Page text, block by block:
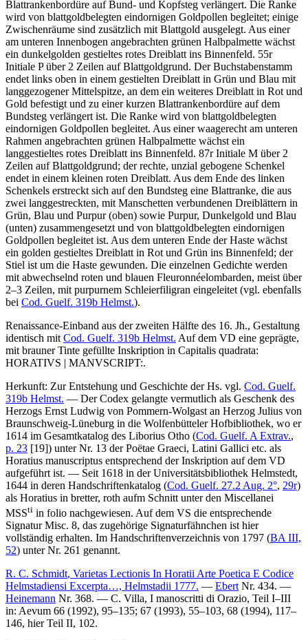
Blattrankenbordüre auf Bund- und Kopfsteg verlängert. Die Ranke
wird von blattgoldbelegten eindornigen Goldpollen begleitet; einige
Zwischenräume sind zusätzlich mit Blattgold ausgelegt. Aus einer
am unteren Innenbogen angebrachten grünen Halbpalmette wächst
ein dunkelgolden gestieltes rotes Dreiblatt ins Binnenfeld. 55r
Initiale Püber 2 Zeilen auf Blattgoldgrund. Der Buchstabenstamm
endet links oben in einem gestielten Dreiblatt in Grün und Blau mit
langgezogener Mittelspitze, an dem ein weiteres Dreiblatt in Rot und
Gold befestigt und zu einer kurzen Blattrankenbordüre auf dem
Bundsteg verlängert ist. Die Ranke wird von blattgoldbelegten
eindornigen Goldpollen begleitet. Aus einer waagerecht am unteren
Rahmen angebrachten grünen Halbpalmette wächst ein
langgestieltes rotes Dreiblatt ins Binnenfeld. 87r Initiale M über 2
Zeilen auf Blattgoldgrund; der rechte, unzial gebogene Schenkel
endet in einem kleinen roten Dreiblatt. Aus dem Ende des linken
Schenkels erstreckt sich auf den Bundsteg eine Blattranke, die aus
zwei langgestreckten, mit Manschetten verbundenen Dreiblättern in
Grün, Blau und Purpur (oben) sowie Purpur, Dunkelgold und Blau
(unten) zusammengesetzt und von blattgoldbelegten eindornigen
Goldpollen begleitet ist. Aus dem unteren Ende der Haste wächst
ein golden gestieltes Dreiblatt in Rot und Grün ins Binnenfeld; der
Stiel ist um die Haste gewunden. Die einzelnen Gedichte werden
mit abwechselnd roten und blauen Fleuronnéelombarden, meist über
2–3 Zeilen, mit purpurnem Schleierfiligran eingeleitet (vgl. ebenfalls
bei Cod. Guelf. 319b Helmst.).
Renaissance-Einband aus der zweiten Hälfte des 16. Jh., Gestaltung
identisch mit Cod. Guelf. 319b Helmst. Auf dem VD eine geprägte,
mit brauner Tinte gefüllte Inskription in Capitalis quadrata:
HORATIVS | MANVSCRIPT:.
Herkunft: Zur Entstehung und Geschichte der Hs. vgl. Cod. Guelf.
319b Helmst. — Der Codex gelangte vermutlich als Geschenk des
Herzogs Ernst Ludwig von Pommern-Wolgast an Herzog Julius von
Braunschweig-Lüneburg in die Wolfenbütteler Hofbibliothek, wo er
1614 im Gesamtkatalog des Liborius Otho (Cod. Guelf. A Extrav.,
p. 23 [19]) unter Nr. 13 derPoëtae Graeci, Latini Gallici etc. als
Horatius manuscriptus entsprechend der Inskription auf dem VD
aufgeführt ist. — Seit 1618 in der Universitätsbibliothek Helmstedt,
1644 in deren Handschriftenkatalog (Cod. Guelf. 27.2 Aug. 2°, 29r)
als Horatius in bretter, roth aufm Schnitt unter den Miscellanei
MSSti in folio nachgewiesen. Auf dem VS die entsprechende
SignaturMisc. 8, das zugehörige Signaturfähnchen ist hier
vollständig erhalten. Im Handschriftenverzeichnis von 1797 (BA III,
52) unter Nr. 261 genannt.
R. C. Schmidt, Varietas Lectionis In Horatii Arte Poetica E Codice
Helmstadiensi Excerpta…, Helmstadii 1777. — Ebert Nr. 434. —
Heinemann Nr. 368. — C. Villa, I manoscritti di Orazio, Teil I–III
in: Aevum 66 (1992), 95–135; 67 (1993), 55–103, 68 (1994), 117–
146, hier Teil II, 102.